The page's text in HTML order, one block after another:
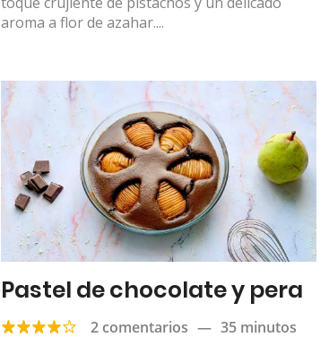
aroma a flor de azahar....
Pastel de chocolate y pera
2 comentarios — 35 minutos